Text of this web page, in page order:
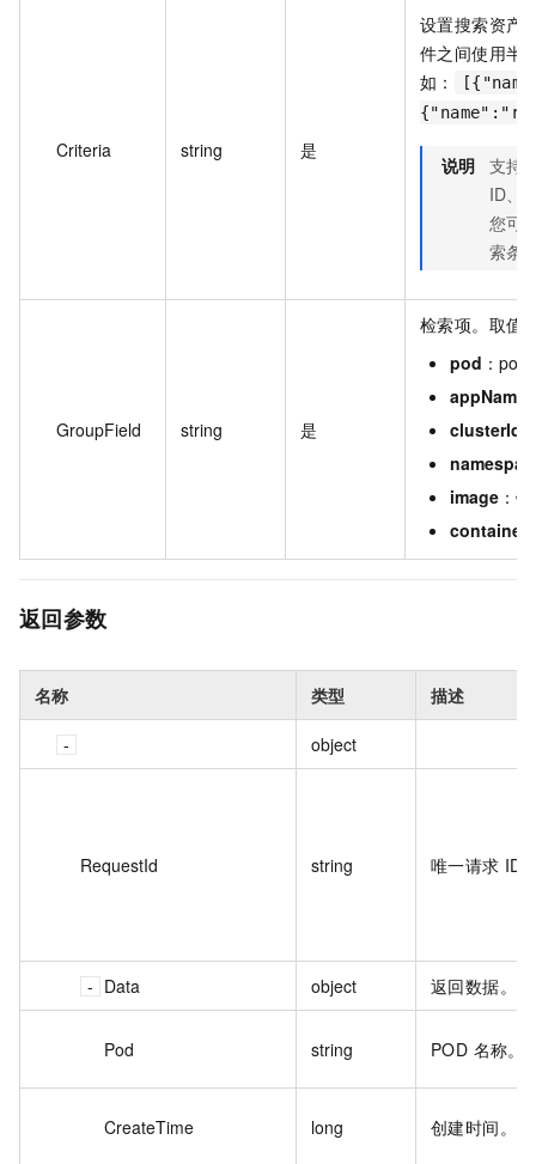
Criteria string 是
设置搜索资产
件之间使用半
如：
说明 支持
ID、
您可
索条
GroupField string 是
检索项。取值
pod ：pod
appName
clusterId
image ：
返回参数
名称 类型 描述
object
RequestId string 唯一请求 ID
Data object 返回数据。
Pod string POD 名称。
CreateTime long 创建时间。